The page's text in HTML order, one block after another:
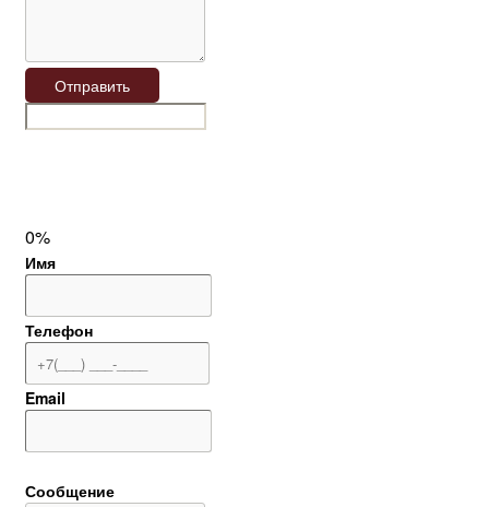
Отправить
0%
Имя
Телефон
Email
Сообщение